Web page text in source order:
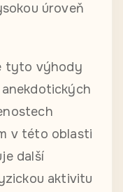
úroveň
tyto výhody
v této oblasti
další
aktivitu